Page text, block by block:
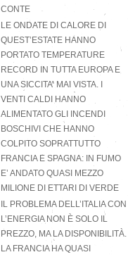
CONTE
LE ONDATE DI CALORE DI
QUEST’ESTATE HANNO
PORTATO TEMPERATURE
RECORD IN TUTTA EUROPA E
UNA SICCITA’ MAI VISTA. I
VENTI CALDI HANNO
ALIMENTATO GLI INCENDI
BOSCHIVI CHE HANNO
COLPITO SOPRATTUTTO
FRANCIA E SPAGNA: IN FUMO
E’ ANDATO QUASI MEZZO
MILIONE DI ETTARI DI VERDE
IL PROBLEMA DELL’ITALIA CON
L’ENERGIA NON È SOLO IL
PREZZO, MA LA DISPONIBILITÀ.
LA FRANCIA HA QUASI